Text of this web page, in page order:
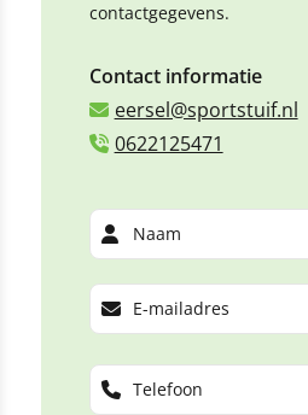
contactgegevens.
Contact informatie
eersel@sportstuif.nl
0622125471